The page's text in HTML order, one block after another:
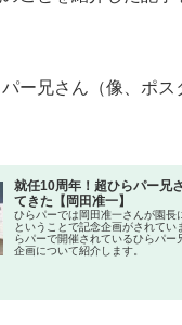
ー兄さん（像、ポス
就任10周年！超ひらパー兄
てきた【岡田准一】
ひらパーでは岡田准一さんが園長
ということで記念企画がされてい
らパーで開催されているひらパー
企画について紹介します。